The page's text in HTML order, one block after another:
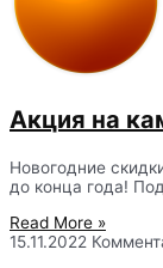
Акция на
Новогодние
до конца года!
Read More »
15.11.2022